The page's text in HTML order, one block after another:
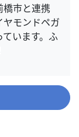
橋市と連携
モンドペガ
います。ふ